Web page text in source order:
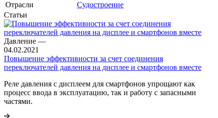
Отрасли
Судостроение
Статьи
Давление —
04.02.2021
Повышение эффективности за счет соединения
переключателей давления на дисплее и смартфонов вместе
Реле давления с дисплеем для смартфонов упрощают как
процесс ввода в эксплуатацию, так и работу с запасными
частями.